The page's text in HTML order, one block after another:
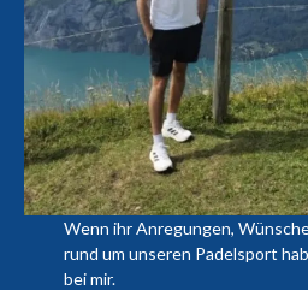
Wenn ihr Anregungen,
rund um unseren Padelsport
bei mir.